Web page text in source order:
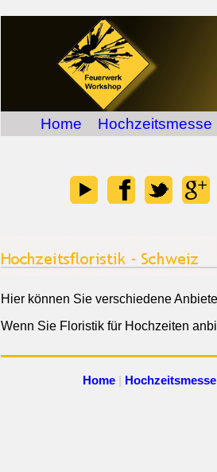
Home Hochzeitsmesse
Hier können Sie verschiedene
Wenn Sie Floristik für Hochzeiten
Home | Hochzeitsmesse